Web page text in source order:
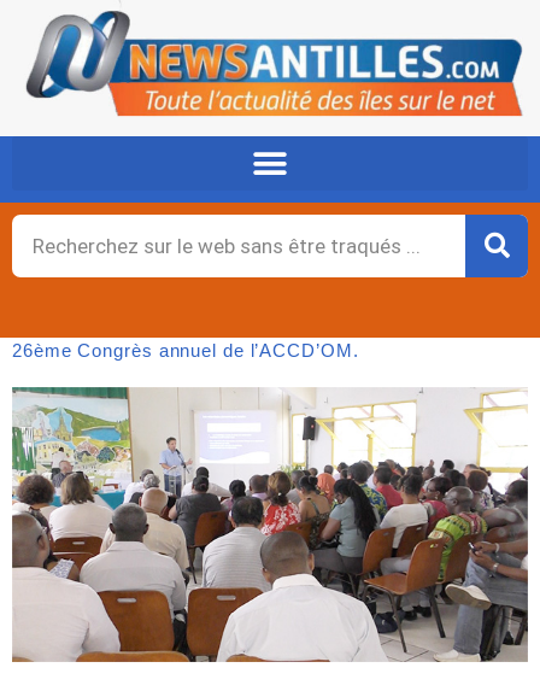
contenu
Rechercher
26ème Congrès annuel de l’ACCD’OM.